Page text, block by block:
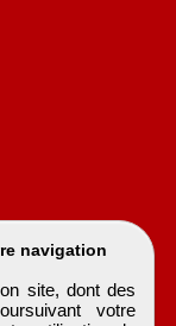
navigation
site, dont des
votre